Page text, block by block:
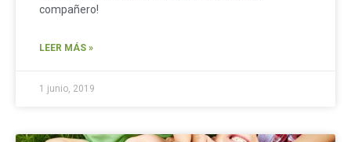
compañero!
LEER MÁS »
1 junio, 2019